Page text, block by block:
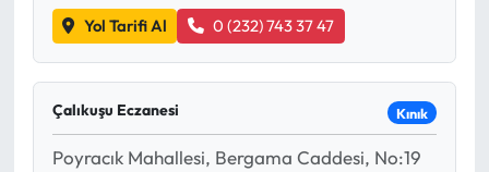
Yol Tarifi Al 0 (232) 743 37 47
Çalıkuşu Eczanesi Kınık
Poyracık Mahallesi, Bergama Caddesi, No:19